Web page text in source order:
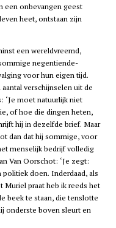
een onbevangen geest
heet, ontstaan zijn
een wereldvreemd,
negentiende-
voor hun eigen tijd.
verschijnselen uit de
‘Je moet natuurlijk niet
of hoe die dingen heten,
hij in dezelfde brief. Maar
dan dat hij sommige, voor
menselijk bedrijf volledig
Van Oorschot: ‘Je zegt:
doen. Inderdaad, als
praat heb ik reeds het
beek te staan, die tenslotte
onderste boven sleurt en